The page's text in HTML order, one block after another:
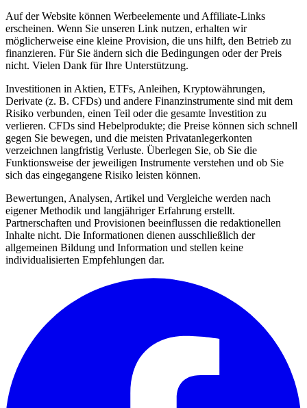
Auf der Website können Werbeelemente und Affiliate-Links
erscheinen. Wenn Sie unseren Link nutzen, erhalten wir
möglicherweise eine kleine Provision, die uns hilft, den Betrieb zu
finanzieren. Für Sie ändern sich die Bedingungen oder der Preis
nicht. Vielen Dank für Ihre Unterstützung.
Investitionen in Aktien, ETFs, Anleihen, Kryptowährungen,
Derivate (z. B. CFDs) und andere Finanzinstrumente sind mit dem
Risiko verbunden, einen Teil oder die gesamte Investition zu
verlieren. CFDs sind Hebelprodukte; die Preise können sich schnell
gegen Sie bewegen, und die meisten Privatanlegerkonten
verzeichnen langfristig Verluste. Überlegen Sie, ob Sie die
Funktionsweise der jeweiligen Instrumente verstehen und ob Sie
sich das eingegangene Risiko leisten können.
Bewertungen, Analysen, Artikel und Vergleiche werden nach
eigener Methodik und langjähriger Erfahrung erstellt.
Partnerschaften und Provisionen beeinflussen die redaktionellen
Inhalte nicht. Die Informationen dienen ausschließlich der
allgemeinen Bildung und Information und stellen keine
individualisierten Empfehlungen dar.